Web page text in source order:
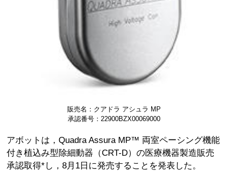
販売名：クアドラ アシュラ MP
承認番号：22900BZX00069000
アボットは，Quadra Assura MP™ 両室ペーシング機能
付き植込み型除細動器（CRT-D）の医療機器製造販売
承認取得*し，8月1日に発売することを発表した。